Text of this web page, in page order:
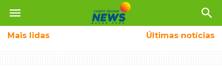
menu search
Mais lidas Últimas notícias